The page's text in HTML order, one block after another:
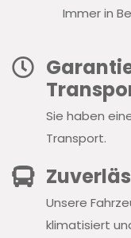
Immer in
Sie haben
Transport.
Unsere
klimatisiert